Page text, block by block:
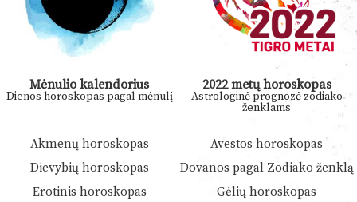
Mėnulio kalendorius
Dienos horoskopas pagal mėnulį
2022 metų horoskopas
Astrologinė prognozė zodiako
ženklams
Akmenų horoskopas
Avestos horoskopas
Dievybių horoskopas
Dovanos pagal Zodiako ženklą
Erotinis horoskopas
Gėlių horoskopas